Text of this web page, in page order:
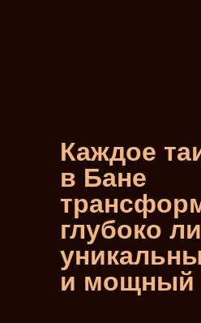
Каждое
в Бане
глубоко
и мощный
процесс,